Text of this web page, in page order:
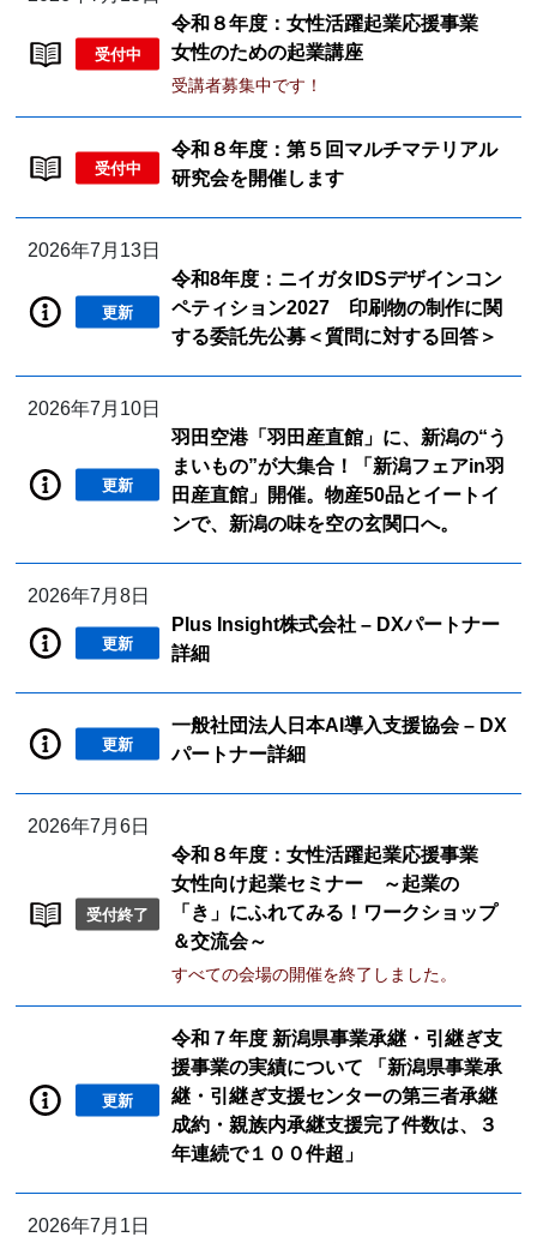
受付中
令和８年度：女性活躍起業応援事業
女性のための起業講座
受講者募集中です！
受付中
令和８年度：第５回マルチマテリアル
研究会を開催します
2026年7月13日
更新
令和8年度：ニイガタIDSデザインコン
ペティション2027 印刷物の制作に関
する委託先公募＜質問に対する回答＞
2026年7月10日
更新
羽田空港「羽田産直館」に、新潟の“う
まいもの”が大集合！「新潟フェアin羽
田産直館」開催。物産50品とイートイ
ンで、新潟の味を空の玄関口へ。
2026年7月8日
更新
Plus Insight株式会社 – DXパートナー
詳細
更新
一般社団法人日本AI導入支援協会 – DX
パートナー詳細
2026年7月6日
受付終了
令和８年度：女性活躍起業応援事業
女性向け起業セミナー ～起業の
「き」にふれてみる！ワークショップ
＆交流会～
すべての会場の開催を終了しました。
更新
令和７年度 新潟県事業承継・引継ぎ支
援事業の実績について 「新潟県事業承
継・引継ぎ支援センターの第三者承継
成約・親族内承継支援完了件数は、３
年連続で１００件超」
2026年7月1日